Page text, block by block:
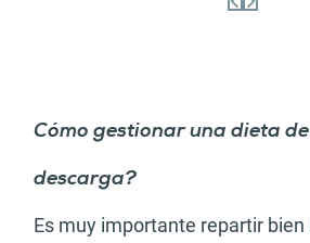
Cómo gestionar una dieta
descarga?
Es muy importante repartir bien